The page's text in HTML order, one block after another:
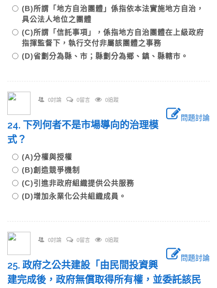
(B)所謂「地方自治團體」係指依本法實施地方自治，
具公法人地位之團體
(C)所謂「信託事項」，係指地方自治團體在上級政府
指揮監督下，執行交付非屬該團體之事務
(D)省劃分為縣、市；縣劃分為鄉、鎮、縣轄市。
0討論 0留言 0追蹤
問題討論
24. 下列何者不是市場導向的治理模
式？
(A)分權與授權
(B)創造競爭機制
(C)引進非政府組織提供公共服務
(D)增加永業化公共組織成員。
0討論 0留言 0追蹤
問題討論
25. 政府之公共建設「由民間投資興
建完成後，政府無償取得所有權，並委託該民